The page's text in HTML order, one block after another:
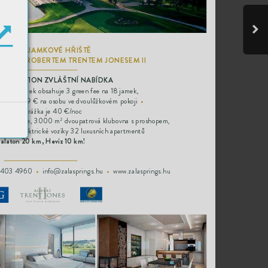
TIJAMKOVÉ HŘIŠTĚ
VNÝM ROBERTEM TRENTEM JONESEM II
TION ZVLÁŠTNÍ NABÍDKA
Balíček obsahuje 3 green fee na 18 jamek,
329 € na osobu ve dvoulůžkovém pokoji •
Single přirážka je 40 €/noc
akademie, 3000 m 2 dvoupatrová klubovna s proshopem,
, elektrické vozíky 32 luxusních apartmentů
n 20 km, Hevíz 10 km!
3 4960 •
  info@zalasprings
.hu •
  w
ww.zalasprings.hu